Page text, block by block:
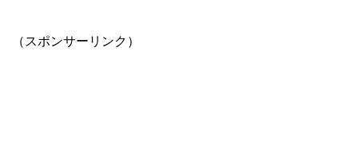
（スポンサーリンク）